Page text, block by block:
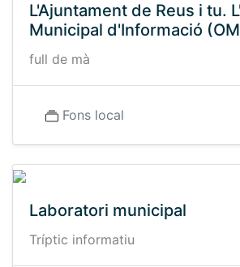
L'Ajuntament de Reus i tu.
Municipal d'Informació
full de mà
Fons local
Laboratori municipal
Tríptic informatiu